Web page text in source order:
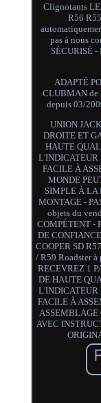
Clignotants
R56
pas à nous
SÉCURISÉ
ADAPTÉ
CLUBMAN de
depuis 03/
UNION
DROITE ET
HAUTE
L'INDICATEUR
FACILE À
MONDE
SIMPLE À LA
MONTAGE -
objets du
COMPÉTENT -
DE
COOPER SD
/ R59 Roadster
RECEVREZ 1
DE HAUTE
L'INDICATEUR
FACILE À
ASSEMBLAGE
AVEC